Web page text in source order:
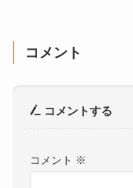
コメント
コメントする
コメント ※